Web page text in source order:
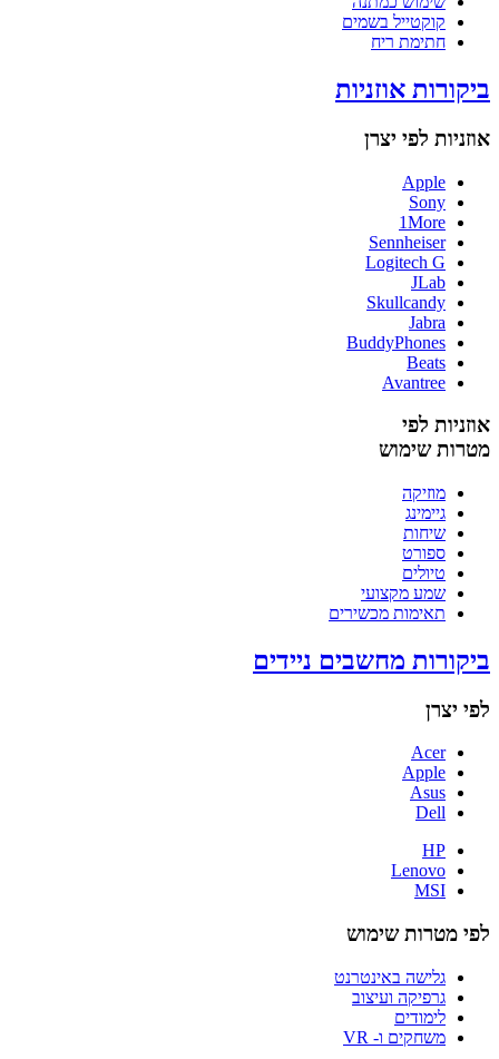
קוקטייל בשמים
חתימת ריח
ביקורות אוזניות
אוזניות לפי יצרן
Apple
Sony
1More
Sennheiser
Logitech G
JLab
Skullcandy
Jabra
BuddyPhones
Beats
Avantree
אוזניות לפי
מטרות שימוש
מוזיקה
גיימינג
שיחות
ספורט
טיולים
שמע מקצועי
תאימות מכשירים
ביקורות מחשבים ניידים
לפי יצרן
Acer
Apple
Asus
Dell
HP
Lenovo
MSI
לפי מטרות שימוש
גלישה באינטרנט
גרפיקה ועיצוב
לימודים
משחקים ו- VR